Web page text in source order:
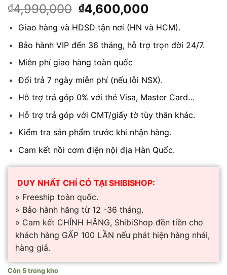
₫4,990,000 Giá
gốc
là:
₫4,990,000.
₫4,600,000
hiện
tại
là:
Giao hàng và HDSD tận nơi (HN và HCM).
Bảo hành VIP đến 36 tháng, hỗ trợ trọn đời 24/7.
Miễn phí giao hàng toàn quốc
Đổi trả 7 ngày miễn phí (nếu lỗi NSX).
Hỗ trợ trả góp 0% với thẻ Visa, Master Card…
Hỗ trợ trả góp với CMT/giấy tờ tùy thân khác.
Kiểm tra sản phẩm trước khi nhận hàng.
Cam kết nồi cơm điện nội địa Hàn Quốc.
DUY NHẤT CHỈ CÓ TẠI SHIBISHOP:
» Freeship toàn quốc.
» Bảo hành hãng từ 12 -36 tháng.
» Cam kết CHÍNH HÃNG, ShibiShop đền tiền cho
khách hàng GẤP 100 LẦN nếu phát hiện hàng nhái,
hàng giả.
Còn 5 trong kho